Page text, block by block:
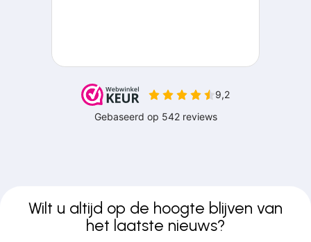
Wilt u altijd op de hoogte blijven van
het laatste nieuws?